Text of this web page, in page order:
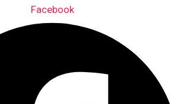
Facebook